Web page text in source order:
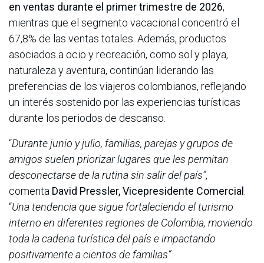
en ventas durante el primer trimestre de 2026,
mientras que el segmento vacacional concentró el
67,8% de las ventas totales. Además, productos
asociados a ocio y recreación, como sol y playa,
naturaleza y aventura, continúan liderando las
preferencias de los viajeros colombianos, reflejando
un interés sostenido por las experiencias turísticas
durante los periodos de descanso.
“Durante junio y julio, familias, parejas y grupos de
amigos suelen priorizar lugares que les permitan
desconectarse de la rutina sin salir del país”,
comenta David Pressler, Vicepresidente Comercial .
“Una tendencia que sigue fortaleciendo el turismo
interno en diferentes regiones de Colombia, moviendo
toda la cadena turística del país e impactando
positivamente a cientos de familias”.